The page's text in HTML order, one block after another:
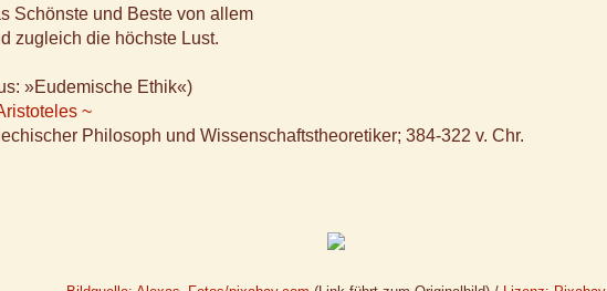
Schönste und Beste von allem
zugleich die höchste Lust.
»Eudemische Ethik«)
~
Philosoph und Wissenschaftstheoretiker; 384-322 v. Chr.